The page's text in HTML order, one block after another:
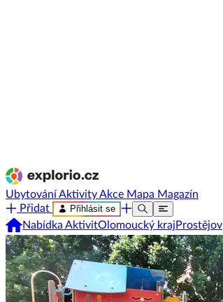
UbytováníAktivityAkce Mapa Magazín
Přidat
Přihlásit se
Nabídka AktivitOlomoucký kraj Prostějov